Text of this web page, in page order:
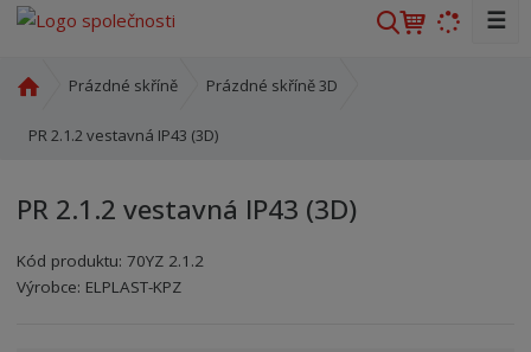
V
☰
o
í
t
r
Prázdné skříně Prázdné skříně 3D
PR 2.1.2 vestavná IP43 (3D)
PR 2.1.2 vestavná IP43 (3D)
Kód produktu:70YZ 2.1.2
Kód výrobce: 8595208609220
Kód dodavatele:8595208609220
Výrobce: ELPLAST-KPZ